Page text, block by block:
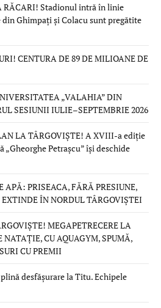
RĂCARI! Stadionul intră în linie
Ghimpați și Colacu sunt pregătite
CENTURA DE 89 DE MILIOANE DE
„VALAHIA” DIN
SESIUNII IULIE–SEPTEMBRIE 2026
LA TÂRGOVIȘTE! A XVIII-a ediție
Petrașcu” își deschide
APĂ: PRISEACA, FĂRĂ PRESIUNE,
ÎN NORDUL TÂRGOVIȘTEI
MEGAPETRECERE LA
CU AQUAGYM, SPUMĂ,
CU PREMII
desfășurare la Titu. Echipele